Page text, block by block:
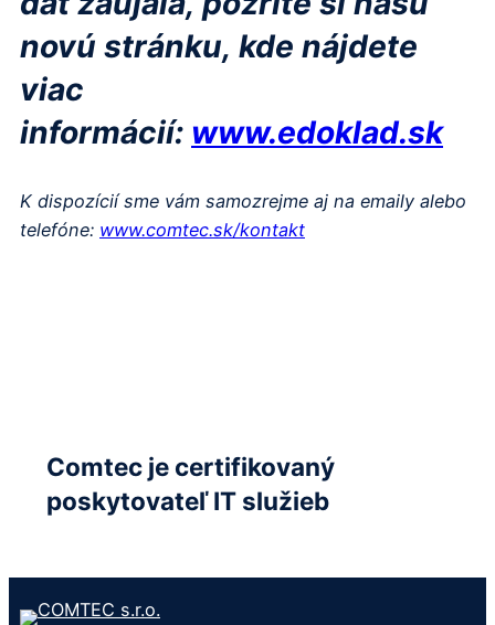
novú stránku, kde nájdete
viac
informácií: www.edoklad.sk
K dispozícií sme vám samozrejme aj na emaily alebo
telefóne: www.comtec.sk/kontakt
Comtec je certifikovaný
poskytovateľ IT služieb